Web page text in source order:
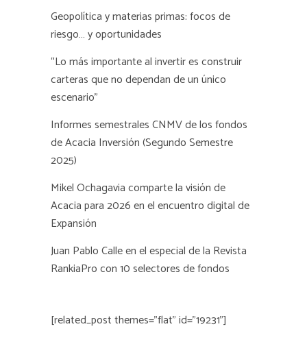
Geopolítica y materias primas: focos de
riesgo… y oportunidades
“Lo más importante al invertir es construir
carteras que no dependan de un único
escenario”
Informes semestrales CNMV de los fondos
de Acacia Inversión (Segundo Semestre
2025)
Mikel Ochagavia comparte la visión de
Acacia para 2026 en el encuentro digital de
Expansión
Juan Pablo Calle en el especial de la Revista
RankiaPro con 10 selectores de fondos
[related_post themes="flat" id="19231"]